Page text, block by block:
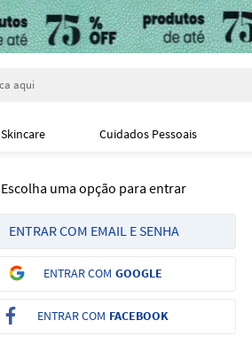
Skincare Cuidados Pessoais
Escolha uma opção para entrar
ENTRAR COM EMAIL E SENHA
ENTRAR COM GOOGLE
ENTRAR COM FACEBOOK